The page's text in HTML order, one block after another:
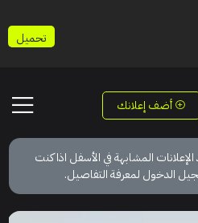
أضف إعلانك
المشابهة في الأسفل اذا كنت
الدخول لمعرفة التفاصيل.
تحميل